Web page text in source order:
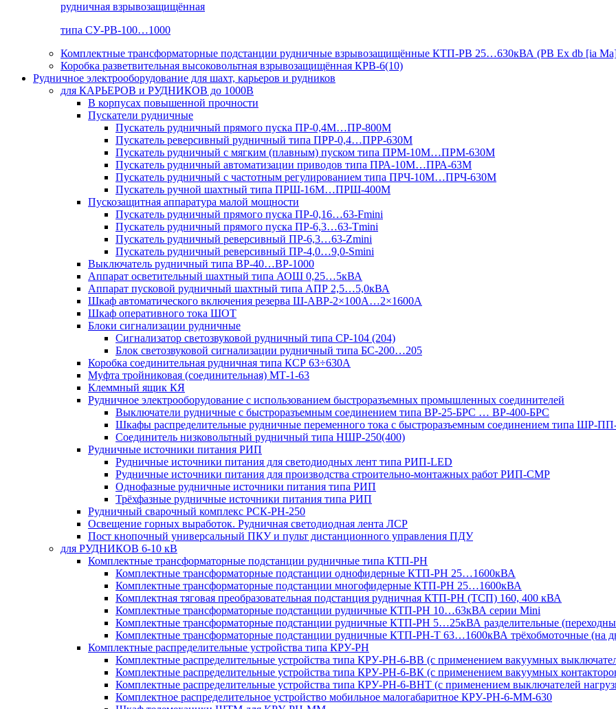
рудничная взрывозащищённая
типа СУ-РВ-100…1000
Комплектные трансформаторные подстанции рудничные взрывозащищённые КТП-РВ 25…630кВА (РВ Ex db [ia
Коробка разветвительная высоковольтная взрывозащищённая КРВ-6(10)
Рудничное электрооборудование для шахт, карьеров и рудников
для КАРЬЕРОВ и РУДНИКОВ до 1000В
В корпусах повышенной прочности
Пускатели рудничные
Пускатель рудничный прямого пуска ПР-0,4М…ПР-800М
Пускатель реверсивный рудничный типа ПРР-0,4…ПРР-630М
Пускатель рудничный с мягким (плавным) пуском типа ПРМ-10М…ПРМ-630М
Пускатель рудничный автоматизации приводов типа ПРА-10М…ПРА-63М
Пускатель рудничный с частотным регулированием типа ПРЧ-10М…ПРЧ-630М
Пускатель ручной шахтный типа ПРШ-16М…ПРШ-400М
Пускозащитная аппаратура малой мощности
Пускатель рудничный прямого пуска ПР-0,16…63-Fmini
Пускатель рудничный прямого пуска ПР-6,3…63-Tmini
Пускатель рудничный реверсивный ПР-6,3…63-Zmini
Пускатель рудничный реверсивный ПР-4,0…9,0-Smini
Выключатель рудничный типа ВР-40…ВР-1000
Аппарат осветительный шахтный типа АОШ 0,25…5кВА
Аппарат пусковой рудничный шахтный типа АПР 2,5…5,0кВА
Шкаф автоматического включения резерва Ш-АВР-2×100А…2×1600А
Шкаф оперативного тока ШОТ
Блоки сигнализации рудничные
Сигнализатор светозвуковой рудничный типа СР-104 (204)
Блок светозвуковой сигнализации рудничный типа БС-200…205
Коробка соединительная рудничная типа КСР 63÷630А
Муфта тройниковая (соединительная) МТ-1-63
Клеммный ящик КЯ
Рудничное электрооборудование с использованием быстроразъемных промышленных соединителей
Выключатели рудничные с быстроразъемным соединением типа ВР-25-БРС … ВР-400-БРС
Шкафы распределительные рудничные переменного тока с быстроразъемным соединением типа ШР-
Соединитель низковольтный рудничный типа НШР-250(400)
Рудничные источники питания РИП
Рудничные источники питания для светодиодных лент типа РИП-LED
Рудничные источники питания для производства строительно-монтажных работ РИП-СМР
Однофазные рудничные источники питания типа РИП
Трёхфазные рудничные источники питания типа РИП
Рудничный сварочный комплекс РСК-РН-250
Освещение горных выработок. Рудничная светодиодная лента ЛСР
Пост кнопочный универсальный ПКУ и пульт дистанционного управления ПДУ
для РУДНИКОВ 6-10 кВ
Комплектные трансформаторные подстанции рудничные типа КТП-РН
Комплектные трансформаторные подстанции однофидерные КТП-РН 25…1600кВА
Комплектные трансформаторные подстанции многофидерные КТП-РН 25…1600кВА
Комплектная тяговая преобразовательная подстанция рудничная КТП-РН (ТСП) 160, 400 кВА
Комплектные трансформаторные подстанции рудничные КТП-РН 10…63кВА серии Mini
Комплектные трансформаторные подстанции рудничные КТП-РН 5…25кВА разделительные
Комплектные трансформаторные подстанции рудничные КТП-РН-Т 63…1600кВА трёхобмоточные (на
Комплектные распределительные устройства типа КРУ-РН
Комплектные распределительные устройства типа КРУ-РН-6-ВВ (с применением вакуумных
Комплектные распределительные устройства типа КРУ-РН-6-ВК (с применением вакуумных
Комплектные распределительные устройства типа КРУ-РН-6-ВНТ (с применением выключателей
Комплектное распределительное устройство мобильное малогабаритное КРУ-РН-6-ММ-630